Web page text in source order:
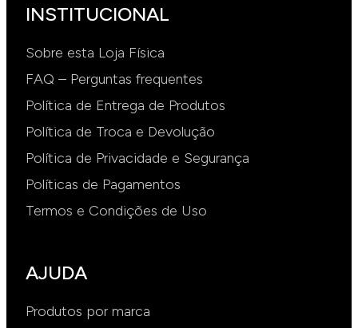
INSTITUCIONAL
Sobre esta Loja Física
FAQ – Perguntas frequentes
Política de Entrega de Produtos
Política de Troca e Devolução
Política de Privacidade e Segurança
Políticas de Pagamentos
Termos e Condições de Uso
AJUDA
Produtos por marca